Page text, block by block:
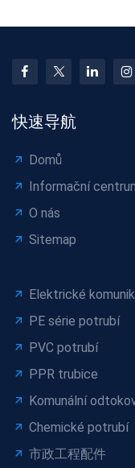
快速导航
Domů
Informační
O nás
Sitemap
Elektrické
PE série potrubí
PVC potrubí
PPR trubice
Komunální
Chemické potrubí
市政工程配件